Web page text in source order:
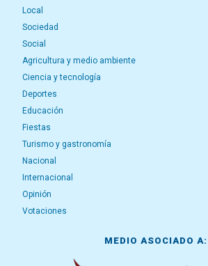
Local
Sociedad
Social
Agricultura y medio ambiente
Ciencia y tecnología
Deportes
Educación
Fiestas
Turismo y gastronomía
Nacional
Internacional
Opinión
Votaciones
MEDIO ASOCIADO A: